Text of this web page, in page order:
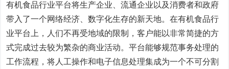
有机食品行业平台将生产企业、流通企业以及消费者和政府
带入了一个网络经济、数字化生存的新天地。在有机食品行
业平台上，人们不再受地域的限制，客户能以非常简捷的方
式完成过去较为繁杂的商业活动。平台能够规范事务处理的
工作流程，将人工操作和电子信息处理集成为一个不可分割